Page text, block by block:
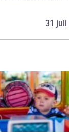
31 juli